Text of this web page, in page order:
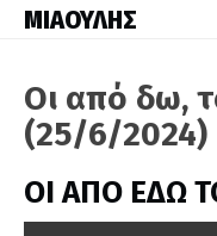
ΜΙΑΟΥΛΗΣ
Οι από δω,
(25/6/2024)
ΟΙ ΑΠΟ ΕΔΩ